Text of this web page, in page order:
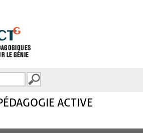
ACTIVE